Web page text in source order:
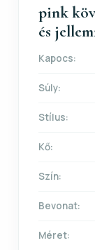
pink
és
Kapocs:
Súly:
Stílus:
Kő:
Szín:
Bevonat:
Méret: